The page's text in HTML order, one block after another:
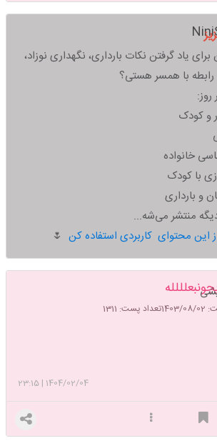
یاد گرفتن نکات بارداری، نگهداری نوزاد،
با همسر هستی؟
و کودک
خانواده
با کودک
و بارداری
منتشر می‌شه...
🌷
02 تعداد پست: 1311
1404/02/04
|
23:15